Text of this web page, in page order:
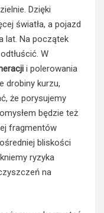
Dzięki
światła, a pojazd
lat. Na początek
W
i polerowania
drobiny kurzu,
że porysujemy
będzie też
fragmentów
bliskości
ryzyka
na